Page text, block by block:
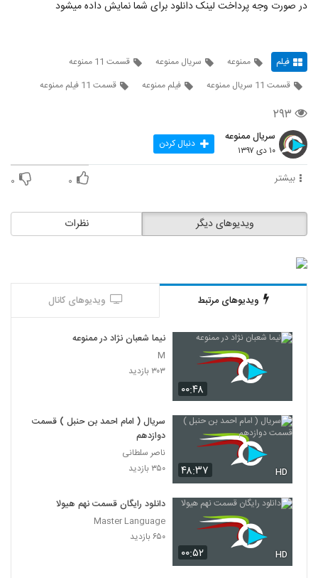
در صورت وجه پرداخت لینک دانلود برای شما نمایش داده میشود
فیلم ممنوعه سریال ممنوعه
قسمت 11 ممنوعه
قسمت 11 سریال ممنوعه
فیلم ممنوعه قسمت 11 فیلم ممنوعه
۲۹۳
سریال ممنوعه
۱۰ دی ۱۳۹۷ دنبال کردن
بیشتر ۰ ۰
نظرات ویدیوهای دیگر
ویدیوهای مرتبط ویدیوهای کانال
۰۰:۴۸
نیما شعبان نژاد در ممنوعه
M
۳۰۳ بازدید
۴۸:۳۷ HD
سریال ( امام احمد بن حنبل ) قسمت
دوازدهم
ناصر سلطانی
۳۵۰ بازدید
۰۰:۵۲ HD
دانلود رایگان قسمت نهم هیولا
Master Language
۶۵۰ بازدید